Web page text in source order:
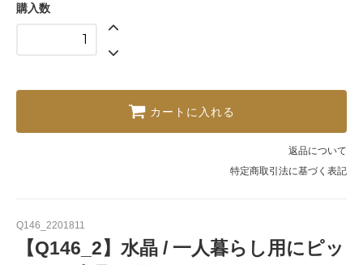
購入数
カートに入れる
返品について
特定商取引法に基づく表記
Q146_2201811
【Q146_2】水晶 / 一人暮らし用にピッ